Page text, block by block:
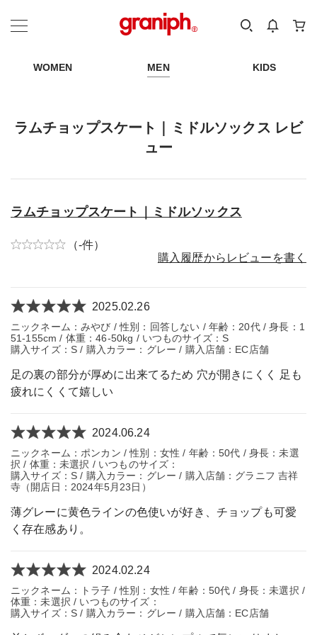
カテゴリーから探す
WOMEN MEN KIDS
ラムチョップスケート｜ミドルソックス レビ
ュー
ラムチョップスケート｜ミドルソックス
（-件）
購入履歴からレビューを書く
2025.02.26
ニックネーム：みやび / 性別：回答しない / 年齢：20代 / 身長：1
51-155cm / 体重：46-50kg / いつものサイズ：S
購入サイズ：S / 購入カラー：グレー / 購入店舗：EC店舗
足の裏の部分が厚めに出来てるため 穴が開きにくく 足も
疲れにくくて嬉しい
2024.06.24
ニックネーム：ポンカン / 性別：女性 / 年齢：50代 / 身長：未選
択 / 体重：未選択 / いつものサイズ：
購入サイズ：S / 購入カラー：グレー / 購入店舗：グラニフ 吉祥
寺（開店日：2024年5月23日）
薄グレーに黄色ラインの色使いが好き、チョップも可愛
く存在感あり。
2024.02.24
ニックネーム：トラ子 / 性別：女性 / 年齢：50代 / 身長：未選択 /
体重：未選択 / いつものサイズ：
購入サイズ：S / 購入カラー：グレー / 購入店舗：EC店舗